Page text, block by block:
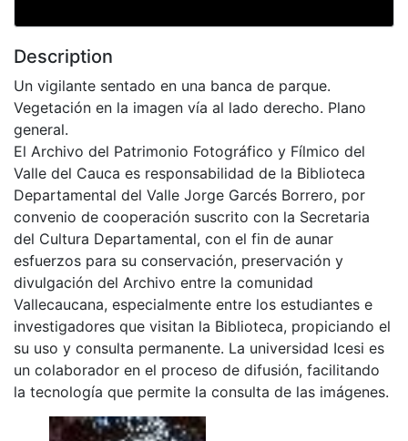
Description
Un vigilante sentado en una banca de parque.
Vegetación en la imagen vía al lado derecho. Plano
general.
El Archivo del Patrimonio Fotográfico y Fílmico del
Valle del Cauca es responsabilidad de la Biblioteca
Departamental del Valle Jorge Garcés Borrero, por
convenio de cooperación suscrito con la Secretaria
del Cultura Departamental, con el fin de aunar
esfuerzos para su conservación, preservación y
divulgación del Archivo entre la comunidad
Vallecaucana, especialmente entre los estudiantes e
investigadores que visitan la Biblioteca, propiciando el
su uso y consulta permanente. La universidad Icesi es
un colaborador en el proceso de difusión, facilitando
la tecnología que permite la consulta de las imágenes.